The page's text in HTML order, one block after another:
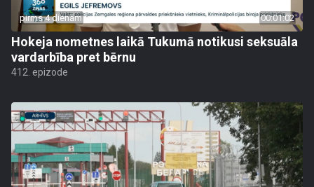
pirms 4 dienām 00:01:02
Hokeja nometnes laikā Tukumā notikusi seksuāla
vardarbība pret bērnu
412. epizode